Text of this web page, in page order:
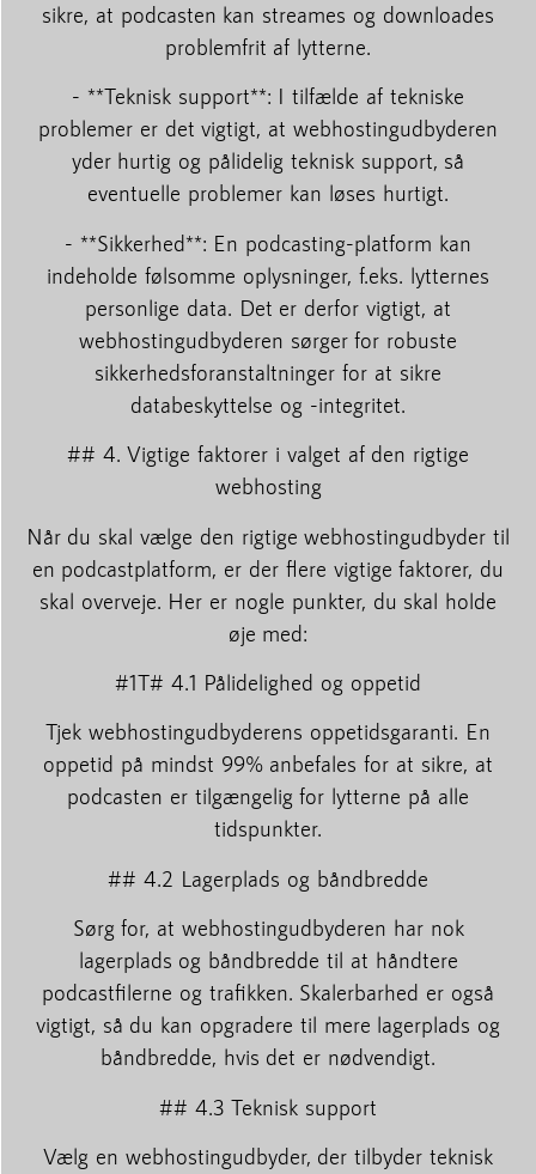
sikre, at podcasten kan streames og downloades
problemfrit af lytterne.
- **Teknisk support**: I tilfælde af tekniske
problemer er det vigtigt, at webhostingudbyderen
yder hurtig og pålidelig teknisk support, så
eventuelle problemer kan løses hurtigt.
- **Sikkerhed**: En podcasting-platform kan
indeholde følsomme oplysninger, f.eks. lytternes
personlige data. Det er derfor vigtigt, at
webhostingudbyderen sørger for robuste
sikkerhedsforanstaltninger for at sikre
databeskyttelse og -integritet.
## 4. Vigtige faktorer i valget af den rigtige
webhosting
Når du skal vælge den rigtige webhostingudbyder til
en podcastplatform, er der flere vigtige faktorer, du
skal overveje. Her er nogle punkter, du skal holde
øje med:
#1T# 4.1 Pålidelighed og oppetid
Tjek webhostingudbyderens oppetidsgaranti. En
oppetid på mindst 99% anbefales for at sikre, at
podcasten er tilgængelig for lytterne på alle
tidspunkter.
## 4.2 Lagerplads og båndbredde
Sørg for, at webhostingudbyderen har nok
lagerplads og båndbredde til at håndtere
podcastfilerne og trafikken. Skalerbarhed er også
vigtigt, så du kan opgradere til mere lagerplads og
båndbredde, hvis det er nødvendigt.
## 4.3 Teknisk support
Vælg en webhostingudbyder, der tilbyder teknisk